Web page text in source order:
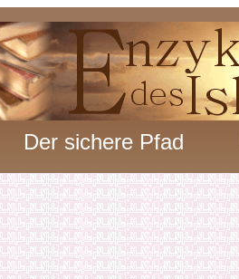
Der sichere Pfad